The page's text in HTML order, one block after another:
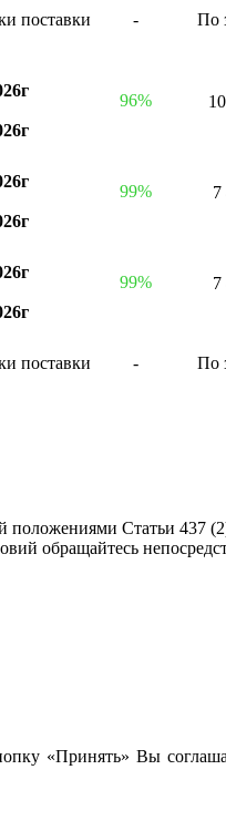
- По
96%
99% 7
99% 7
- По
положениями Статьи 437
обращайтесь
«Принять» Вы